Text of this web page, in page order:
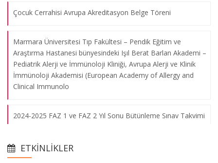
Çocuk Cerrahisi Avrupa Akreditasyon Belge Töreni
Marmara Üniversitesi Tıp Fakültesi – Pendik Eğitim ve
Araştırma Hastanesi bünyesindeki Işıl Berat Barlan Akademi –
Pediatrik Alerji ve İmmünoloji Kliniği, Avrupa Alerji ve Klinik
İmmünoloji Akademisi (European Academy of Allergy and
Clinical Immunolo
2024-2025 FAZ 1 ve FAZ 2 Yıl Sonu Bütünleme Sınav Takvimi
Prof. Dr. Safa Barış'ın Hürriyet Gazetesi Röportajı
ETKINLIKLER
Marmara Üniversitesi Tıp Fakültesi III. Uluslararası Onkoloji ve
Cerrahi Günleri 2018
04.05.2018
The Işıl Barlan Symposium on Primary Immune Deficiency in
20.04.2018